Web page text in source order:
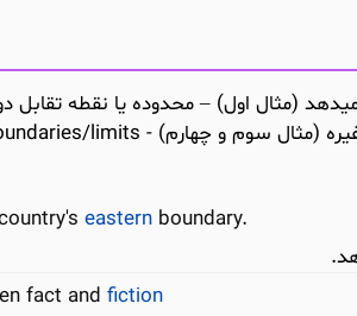
(مثال اول) – محدوده یا نقطه تقابل
eastern boundary.
fact and fiction